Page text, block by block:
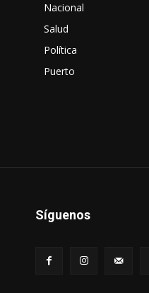
Nacional
Salud
Política
Puerto
Síguenos